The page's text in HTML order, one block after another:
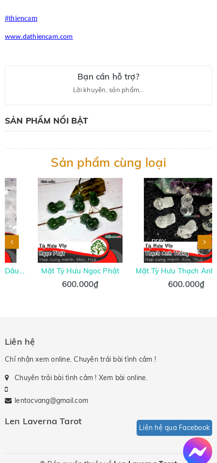
#thiencam
www.dathiencam.com
Bạn cần hỗ trợ?
Lời khuyên, sản phẩm...
SẢN PHẨM NỔI BẬT
Sản phẩm cùng loại
Mặt Tỳ Hưu Ngọc Phật
600.000₫
Mặt Tỳ Hưu Thạch Anh Trắng
600.000₫
prev
Liên hệ
Chỉ nhận xem online. Chuyên trải bài tình cảm !
Chuyên trải bài tình cảm ! Xem bài online.
lentocvang@gmail.com
Len Laverna Tarot
Liên hệ qua Facebook